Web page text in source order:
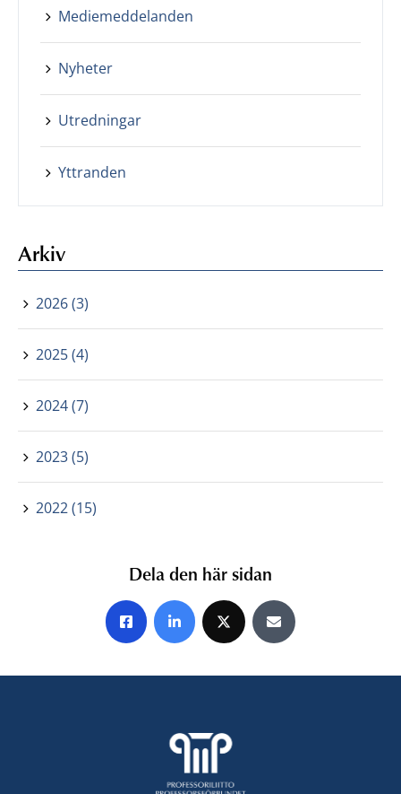
Mediemeddelanden
Nyheter
Utredningar
Yttranden
Arkiv
2026 (3)
2025 (4)
2024 (7)
2023 (5)
2022 (15)
Dela den här sidan
Share on Facebook
Share on LinkedIn
Share on XShare by E-mail